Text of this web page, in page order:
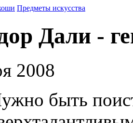
Предметы искусства
Дали -
2008
быть